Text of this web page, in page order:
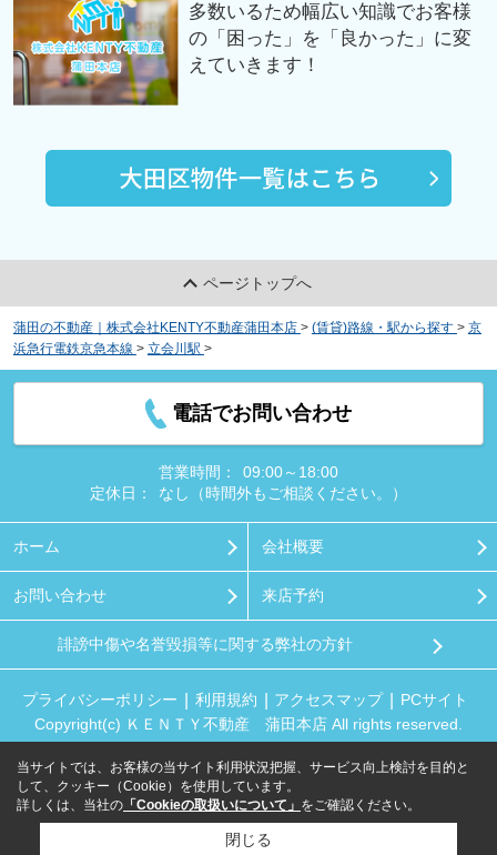
多数いるため幅広い知識でお客様
の「困った」を「良かった」に変
えていきます！
ページトップへ
蒲田の不動産｜株式会社KENTY不動産蒲田本店 > (賃貸)路線・駅から探す > 京
浜急行電鉄京急本線 > 立会川駅 >
電話でお問い合わせ
営業時間：
09:00～18:00
定休日：
なし（時間外もご相談ください。）
ホーム 会社概要
お問い合わせ 来店予約
誹謗中傷や名誉毀損等に関する弊社の方針
プライバシーポリシー 利用規約 アクセスマップ
PCサイト
Copyright(c) ＫＥＮＴＹ不動産 蒲田本店 All rights reserved.
当サイトでは、お客様の当サイト利用状況把握、サービス向上検討を目的と
して、クッキー（Cookie）を使用しています。
詳しくは、当社の 「Cookieの取扱いについて」 をご確認ください。
閉じる